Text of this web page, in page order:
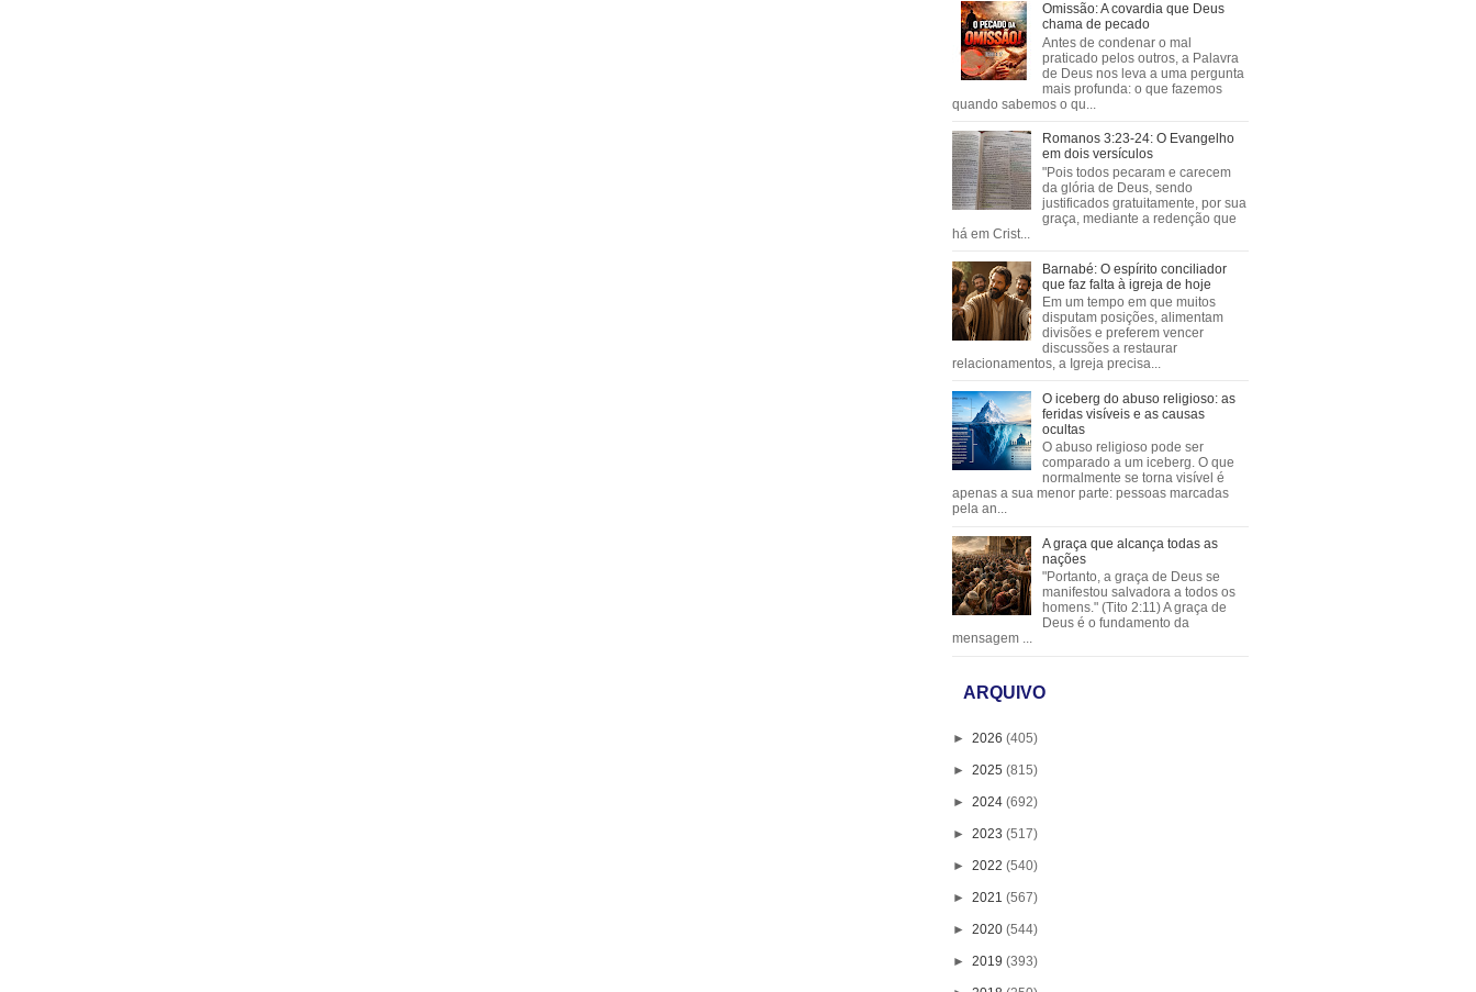
Omissão: A covardia que Deus
chama de pecado
Antes de condenar o mal
praticado pelos outros, a Palavra
de Deus nos leva a uma pergunta
mais profunda: o que fazemos
quando sabemos o qu...
Romanos 3:23-24: O Evangelho
em dois versículos
"Pois todos pecaram e carecem
da glória de Deus, sendo
justificados gratuitamente, por sua
graça, mediante a redenção que
há em Crist...
Barnabé: O espírito conciliador
que faz falta à igreja de hoje
Em um tempo em que muitos
disputam posições, alimentam
divisões e preferem vencer
discussões a restaurar
relacionamentos, a Igreja precisa...
O iceberg do abuso religioso: as
feridas visíveis e as causas
ocultas
O abuso religioso pode ser
comparado a um iceberg. O que
normalmente se torna visível é
apenas a sua menor parte: pessoas marcadas
pela an...
A graça que alcança todas as
nações
"Portanto, a graça de Deus se
manifestou salvadora a todos os
homens." (Tito 2:11) A graça de
Deus é o fundamento da
mensagem ...
ARQUIVO
► 2026 (405)
► 2025 (815)
► 2024 (692)
► 2023 (517)
► 2022 (540)
► 2021 (567)
► 2020 (544)
► 2019 (393)